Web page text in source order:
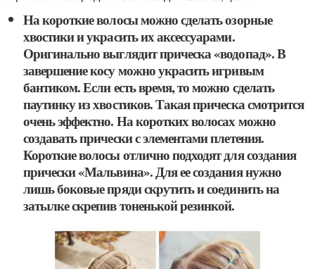
На короткие волосы можно сделать озорные
хвостики и украсить их аксессуарами.
Оригинально выглядит прическа «водопад». В
завершение косу можно украсить игривым
бантиком. Если есть время, то можно сделать
паутинку из хвостиков. Такая прическа смотрится
очень эффектно. На коротких волосах можно
создавать прически с элементами плетения.
Короткие волосы отлично подходят для создания
прически «Мальвина». Для ее создания нужно
лишь боковые пряди скрутить и соединить на
затылке скрепив тоненькой резинкой.